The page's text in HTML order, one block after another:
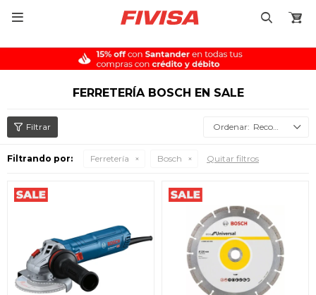

FERRETERÍA BOSCH EN SALE
Recomendados
Filtrando por: Ferretería Bosch Quitar filtros